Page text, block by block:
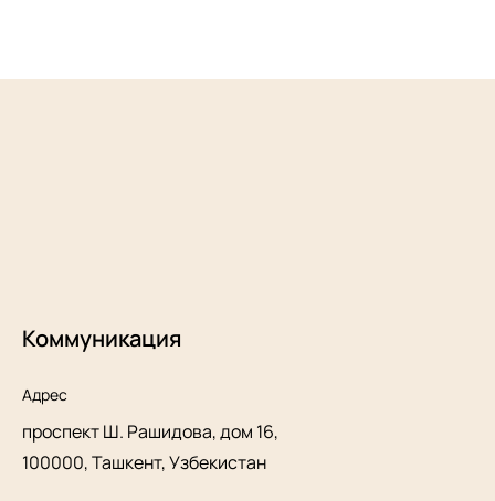
Коммуникация
Адрес
проспект Ш. Рашидова, дом 16,
100000, Ташкент, Узбекистан